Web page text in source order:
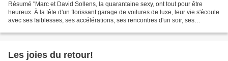
Résumé "Marc et David Sollens, la quarantaine sexy, ont tout pour être
heureux. À la tête d'un florissant garage de voitures de luxe, leur vie s'écoule
avec ses faiblesses, ses accélérations, ses rencontres d'un soir, ses
Les joies du retour!